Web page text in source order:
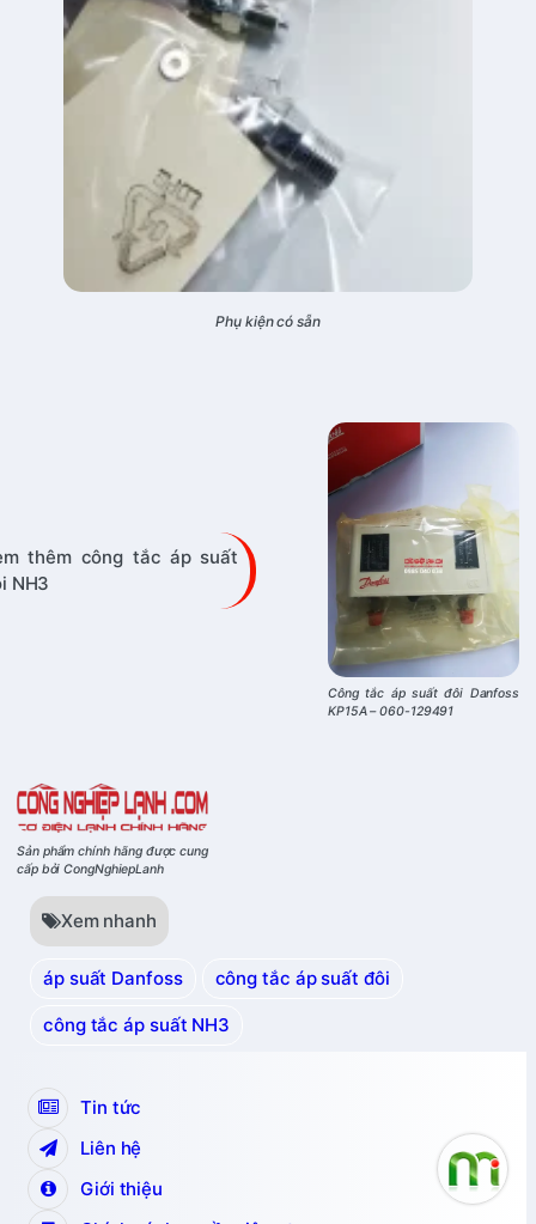
Phụ kiện có sẵn
thêm công tắc áp suất
NH3
Công tắc áp suất đôi Danfoss
KP15A – 060-129491
Sản phẩm chính hãng được cung
cấp bởi CongNghiepLanh
Xem nhanh
áp suất Danfoss công tắc áp suất đôi
công tắc áp suất NH3
Tin tức
Liên hệ
Giới thiệu